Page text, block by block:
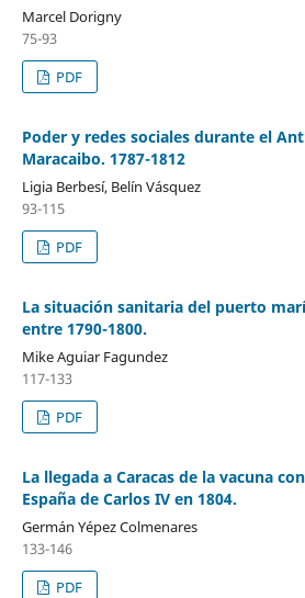
Marcel Dorigny
75-93
PDF
Poder y redes sociales durante el
Maracaibo. 1787-1812
Ligia Berbesí, Belín Vásquez
93-115
PDF
La situación sanitaria del puerto
entre 1790-1800.
Mike Aguiar Fagundez
117-133
PDF
La llegada a Caracas de la vacuna
España de Carlos IV en 1804.
Germán Yépez Colmenares
133-146
PDF